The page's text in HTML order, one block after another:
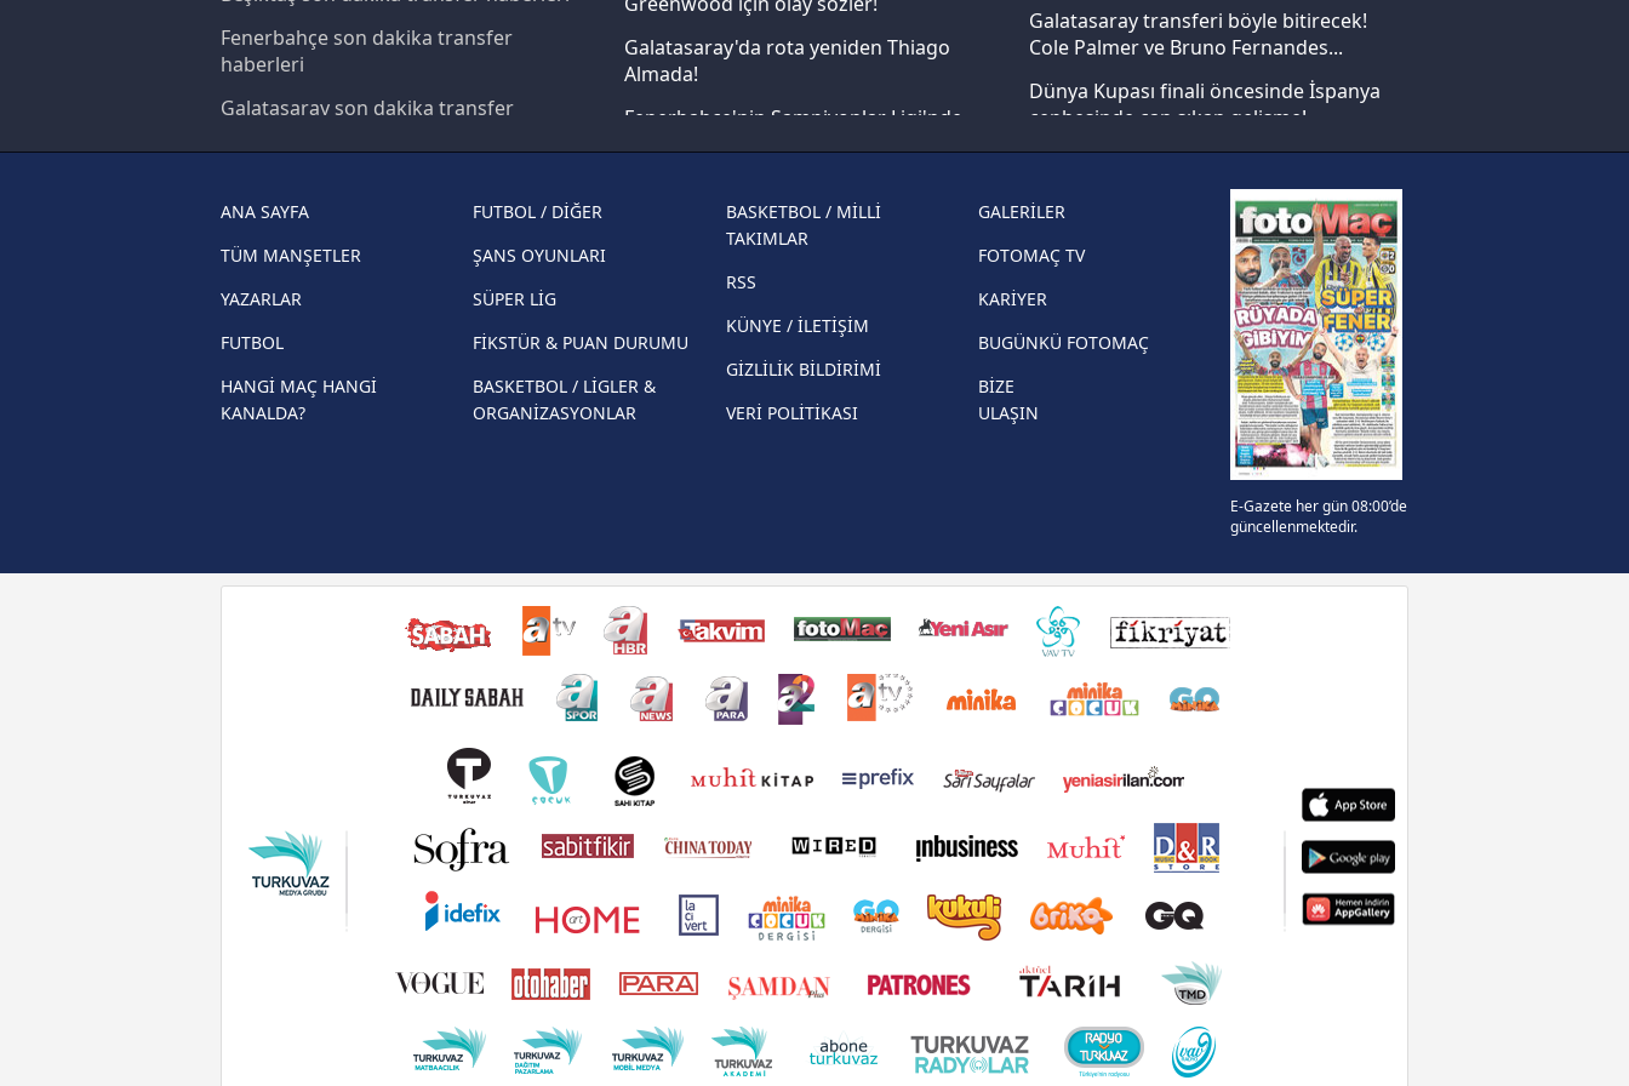
Çerez Bilgilendirme Metnimizi ziyaret edebilirsiniz.
6698 sayılı Kişisel Verilerin Korunması Kanunu uyarınca hazırlanmış Aydınlatma Metnimizi okumak ve sitemizde ilgili
mevzuata uygun olarak kullanılan çerezlerle ilgili bilgi almak için lütfen
Fenerbahçe son dakika transfer
haberleri
Galatasaray son dakika transfer
haberleri
Trendyol Süper Lig haberleri
Ziraat Türkiye Kupası haberleri
UEFA Şampiyonlar Ligi haberleri
UEFA Avrupa Ligi haberleri
UEFA Konferans Ligi haberleri
Galatasaray'da rota yeniden Thiago
Almada!
Fenerbahçe'nin Şampiyonlar Ligi'nde
İspanya-Arjantin finalinin ardından dış
basından gündem olan manşetler!
Beşiktaş'ın UEFA Avrupa Ligi'nde 3. Ön
Eleme Turu muhtemel rakipleri belli oldu!
Galatasaray transferi böyle bitirecek!
Cole Palmer ve Bruno Fernandes...
Dünya Kupası finali öncesinde İspanya
cephesinde can sıkan gelişme!
2026 FIFA Dünya Kupası'nı kazanana
şampiyonluk yüzüğü verilecek
Hernan Crespo, Meksika Ligi
ekiplerinden Atlas'ın yeni teknik
ANA SAYFA
TÜM MANŞETLER
YAZARLAR
FUTBOL
HANGİ MAÇ HANGİ
KANALDA?
FUTBOL / DİĞER
ŞANS OYUNLARI
SÜPER LİG
FİKSTÜR & PUAN DURUMU
BASKETBOL / LİGLER &
ORGANİZASYONLAR
BASKETBOL / MİLLİ
TAKIMLAR
RSS
KÜNYE / İLETİŞİM
GİZLİLİK BİLDİRİMİ
VERİ POLİTİKASI
GALERİLER
FOTOMAÇ TV
KARİYER
BUGÜNKÜ FOTOMAÇ
BİZE
ULAŞIN
E-Gazete her gün 08:00’de
güncellenmektedir.